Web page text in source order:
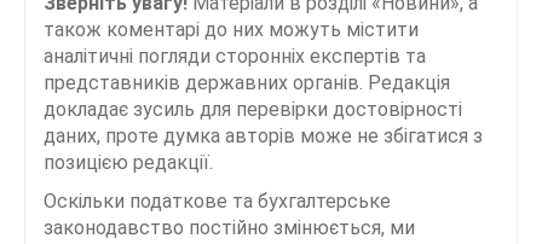
також коментарі до них можуть містити
аналітичні погляди сторонніх експертів та
представників державних органів. Редакція
докладає зусиль для перевірки достовірності
даних, проте думка авторів може не збігатися з
позицією редакції.
Оскільки податкове та бухгалтерське
законодавство постійно змінюється, ми